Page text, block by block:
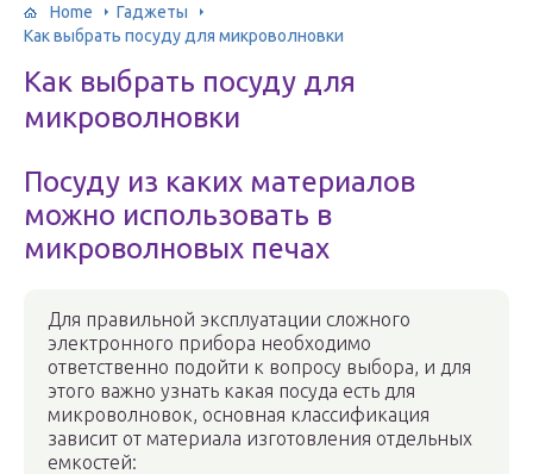
Home
Гаджеты
Как выбрать посуду для микроволновки
Как выбрать посуду для
микроволновки
Посуду из каких материалов
можно использовать в
микроволновых печах
Для правильной эксплуатации сложного
электронного прибора необходимо
ответственно подойти к вопросу выбора, и для
этого важно узнать какая посуда есть для
микроволновок, основная классификация
зависит от материала изготовления отдельных
емкостей: